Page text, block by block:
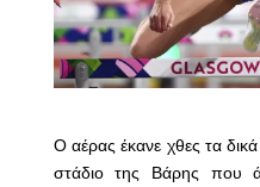
Ο αέρας έκανε χθες τα
στάδιο της Βάρης που